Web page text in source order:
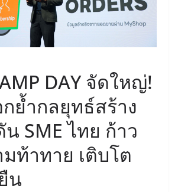
DAY จัดใหญ่!
กย้ำกลยุทธ์สร้าง
SME ไทย ก้าว
ท้าทาย เติบโต
น